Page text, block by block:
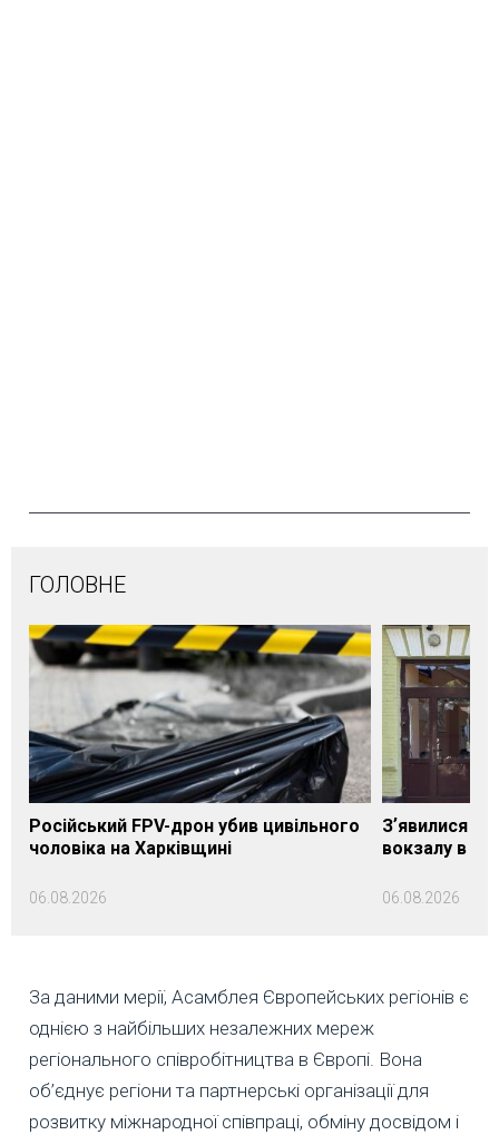
ГОЛОВНЕ
Російський FPV-дрон убив цивільного
чоловіка на Харківщині
06.08.2026
Зʼявилися
вокзалу в
06.08.2026
За даними мерії, Асамблея Європейських регіонів є
однією з найбільших незалежних мереж
регіонального співробітництва в Європі. Вона
об’єднує регіони та партнерські організації для
розвитку міжнародної співпраці, обміну досвідом і